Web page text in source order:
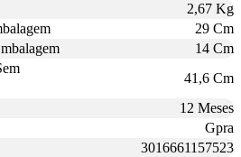
2,67 Kg
29 Cm
14 Cm
41,6 Cm
12 Meses
Gpra
3016661157523